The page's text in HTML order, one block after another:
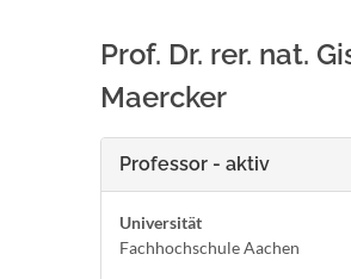
Prof. Dr. rer. nat.
Maercker
Professor - aktiv
Universität
Fachhochschule Aachen